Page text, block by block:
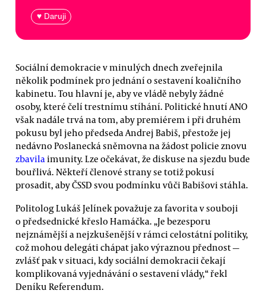
♥ Daruji
Sociální demokracie v minulých dnech zveřejnila
několik podmínek pro jednání o sestavení koaličního
kabinetu. Tou hlavní je, aby ve vládě nebyly žádné
osoby, které čelí trestnímu stíhání. Politické hnutí ANO
však nadále trvá na tom, aby premiérem i při druhém
pokusu byl jeho předseda Andrej Babiš, přestože jej
nedávno Poslanecká sněmovna na žádost policie znovu
zbavila imunity. Lze očekávat, že diskuse na sjezdu bude
bouřlivá. Někteří členové strany se totiž pokusí
prosadit, aby ČSSD svou podmínku vůči Babišovi stáhla.
Politolog Lukáš Jelínek považuje za favorita v souboji
o předsednické křeslo Hamáčka. „Je bezesporu
nejznámější a nejzkušenější v rámci celostátní politiky,
což mohou delegáti chápat jako výraznou přednost —
zvlášť pak v situaci, kdy sociální demokracii čekají
komplikovaná vyjednávání o sestavení vlády,“ řekl
Deníku Referendum.